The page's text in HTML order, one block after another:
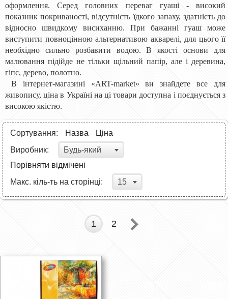
оформлення. Серед головних переваг гуаші - високий
показник покриваності, відсутність їдкого запаху, здатність до
відносно швидкому висиханню. При бажанні гуаш може
виступити повноцінною альтернативою акварелі, для цього її
необхідно сильно розбавити водою. В якості основи для
малювання підійде не тільки щільний папір, але і деревина,
гіпс, дерево, полотно.
В інтернет-магазині «ART-market» ви знайдете все для
живопису, ціна в Україні на ці товари доступна і поєднується з
високою якістю.
Сортування: Назва
Ціна
Виробник:
Будь-який
Порівняти відмічені
Макс. кіль-ть на сторінці:
15
1 2